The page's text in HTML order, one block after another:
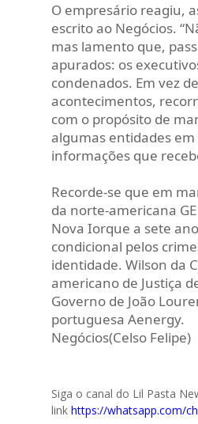
O empresário reagiu,
escrito ao Negócios.
mas lamento que,
apurados: os
condenados. Em vez
acontecimentos,
com o propósito de
algumas entidades
informações que
Recorde-se que em
da norte-americana
Nova Iorque a sete
condicional pelos
identidade. Wilson da
americano de Justiça
Governo de João
portuguesa Aenergy.
Negócios(Celso Felipe)
Siga o canal do Lil Pasta
link https://whatsapp.com/